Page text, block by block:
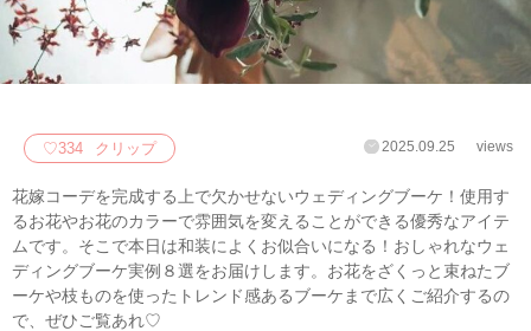
♡334 クリップ 2025.09.25 views
花嫁コーデを完成する上で欠かせないウェディングブーケ！使用す
るお花やお花のカラーで雰囲気を変えることができる優秀なアイテ
ムです。そこで本日は和装によくお似合いになる！おしゃれなウェ
ディングブーケ実例８選をお届けします。お花をざくっと束ねたブ
ーケや枝ものを使ったトレンド感あるブーケまで広くご紹介するの
で、ぜひご覧あれ♡